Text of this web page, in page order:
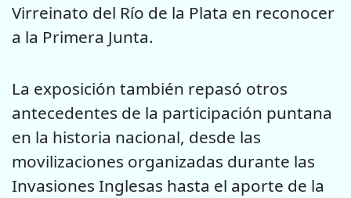
Virreinato del Río de la Plata en reconocer
a la Primera Junta.
La exposición también repasó otros
antecedentes de la participación puntana
en la historia nacional, desde las
movilizaciones organizadas durante las
Invasiones Inglesas hasta el aporte de la